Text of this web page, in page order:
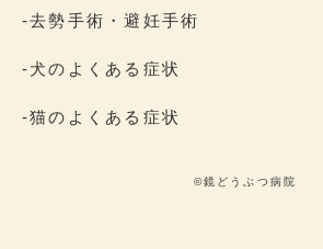
-去勢手術・避妊手術
-犬のよくある症状
-猫のよくある症状
©鏡どうぶつ病院